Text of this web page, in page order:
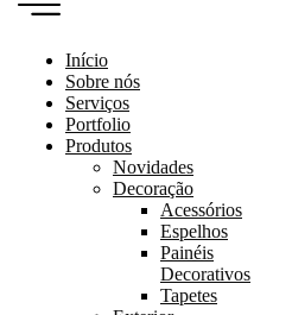
Início
Sobre nós
Serviços
Portfolio
Produtos
Novidades
Decoração
Acessórios
Espelhos
Painéis
Decorativos
Tapetes